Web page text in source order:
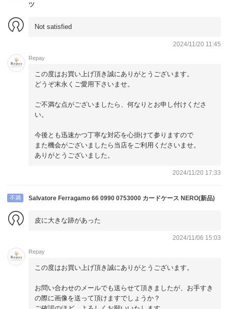
ツ
Not satisfied
2024/11/20 11:45
Repay
この度はお買い上げ頂き誠にありがとうございます。
どうぞ末永くご愛用下さいませ。
ご不満な点がございましたら、何なりとお申し付けくださ
い。
今後とも迅速かつ丁寧な対応を心掛けて参りますので
また機会がございましたら当店をご利用くださいませ。
ありがとうございました。
2024/11/20 17:33
不満 Salvatore Ferragamo 66 0990 0753000 カードケース NERO(新品)
皮に大きな跡があった
2024/11/06 15:03
Repay
この度はお買い上げ頂き誠にありがとうございます。
お問い合わせのメールでも送らせて頂きましたが、お手すき
の際に画像を送って頂けますでしょうか？